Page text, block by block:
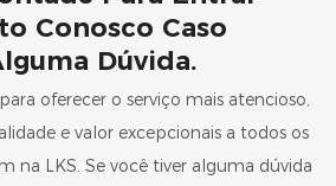
Conosco Caso
Dúvida.
oferecer o serviço mais atencioso,
e valor excepcionais a todos os
na LKS. Se você tiver alguma dúvida